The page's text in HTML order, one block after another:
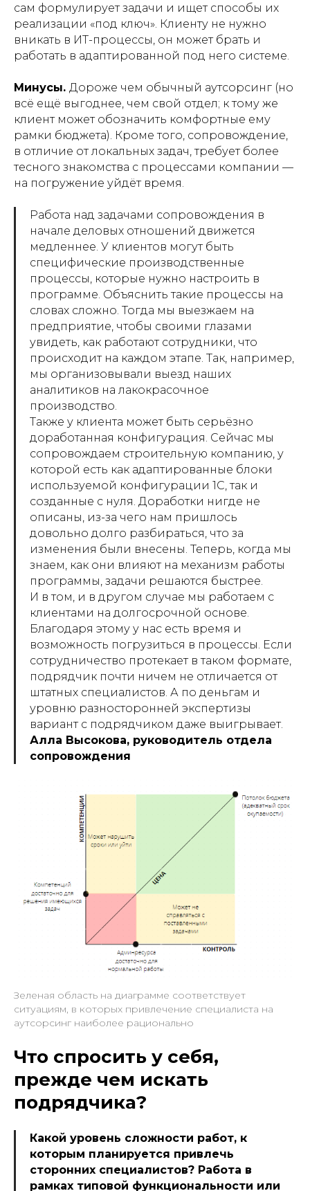
сам формулирует задачи и ищет способы их
реализации «под ключ». Клиенту не нужно
вникать в ИТ-процессы, он может брать и
работать в адаптированной под него системе.
Минусы. Дороже чем обычный аутсорсинг (но
всё ещё выгоднее, чем свой отдел; к тому же
клиент может обозначить комфортные ему
рамки бюджета). Кроме того, сопровождение,
в отличие от локальных задач, требует более
тесного знакомства с процессами компании —
на погружение уйдёт время.
Работа над задачами сопровождения в
начале деловых отношений движется
медленнее. У клиентов могут быть
специфические производственные
процессы, которые нужно настроить в
программе. Объяснить такие процессы на
словах сложно. Тогда мы выезжаем на
предприятие, чтобы своими глазами
увидеть, как работают сотрудники, что
происходит на каждом этапе. Так, например,
мы организовывали выезд наших
аналитиков на лакокрасочное
производство.
Также у клиента может быть серьёзно
доработанная конфигурация. Сейчас мы
сопровождаем строительную компанию, у
которой есть как адаптированные блоки
используемой конфигурации 1С, так и
созданные с нуля. Доработки нигде не
описаны, из-за чего нам пришлось
довольно долго разбираться, что за
изменения были внесены. Теперь, когда мы
знаем, как они влияют на механизм работы
программы, задачи решаются быстрее.
И в том, и в другом случае мы работаем с
клиентами на долгосрочной основе.
Благодаря этому у нас есть время и
возможность погрузиться в процессы. Если
сотрудничество протекает в таком формате,
подрядчик почти ничем не отличается от
штатных специалистов. А по деньгам и
уровню разносторонней экспертизы
вариант с подрядчиком даже выигрывает.
Алла Высокова, руководитель отдела
сопровождения
Зеленая область на диаграмме соответствует
ситуациям, в которых привлечение специалиста на
аутсорсинг наиболее рационально
Что спросить у себя,
прежде чем искать
подрядчика?
Какой уровень сложности работ, к
которым планируется привлечь
сторонних специалистов? Работа в
рамках типовой функциональности или